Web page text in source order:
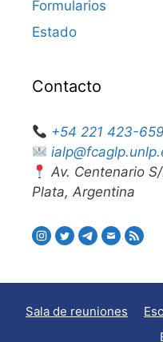
Formularios
Estado
Contacto
+54 221 423-
Av. Centenario
Plata, Argentina
Sala de reuniones